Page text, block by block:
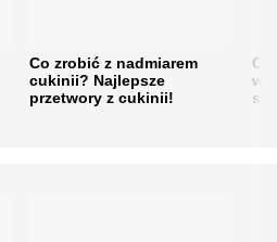
Co zrobić z nadmiarem
cukinii? Najlepsze
przetwory z cukinii!
w